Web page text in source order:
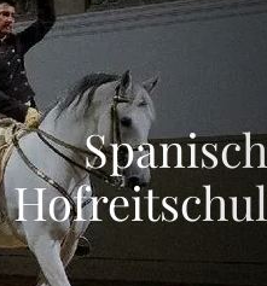
Spanische